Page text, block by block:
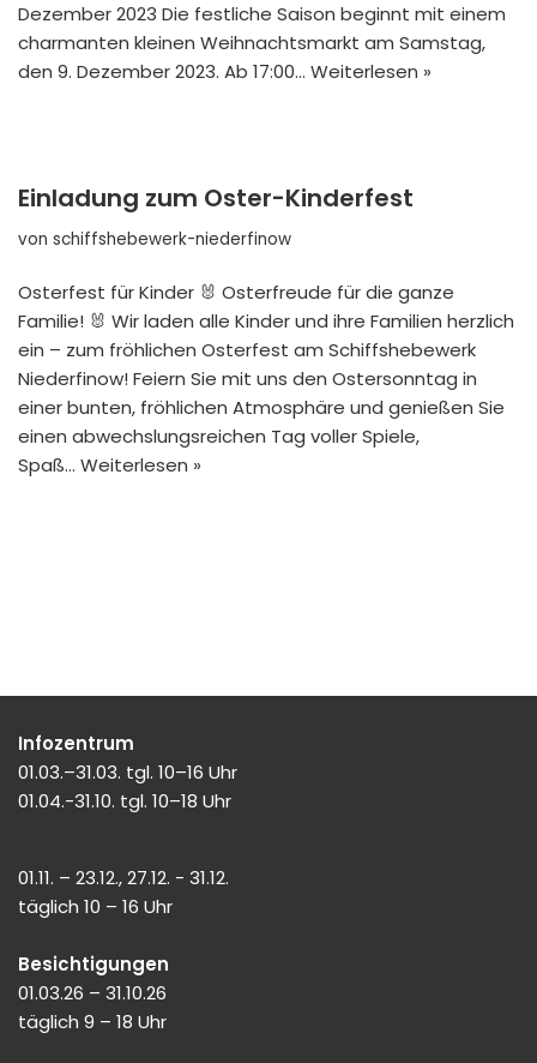
Dezember 2023 Die festliche Saison beginnt mit einem
charmanten kleinen Weihnachtsmarkt am Samstag,
den 9. Dezember 2023. Ab 17:00… Weiterlesen »
Einladung zum Oster-Kinderfest
von schiffshebewerk-niederfinow
Osterfest für Kinder 🐰 Osterfreude für die ganze
Familie! 🐰 Wir laden alle Kinder und ihre Familien herzlich
ein – zum fröhlichen Osterfest am Schiffshebewerk
Niederfinow! Feiern Sie mit uns den Ostersonntag in
einer bunten, fröhlichen Atmosphäre und genießen Sie
einen abwechslungsreichen Tag voller Spiele,
Spaß… Weiterlesen »
Infozentrum
01.03.–31.03. tgl. 10–16 Uhr
01.04.-31.10. tgl. 10–18 Uhr
01.11. – 23.12., 27.12. - 31.12.
täglich 10 – 16 Uhr
Besichtigungen
01.03.26 – 31.10.26
täglich 9 – 18 Uhr